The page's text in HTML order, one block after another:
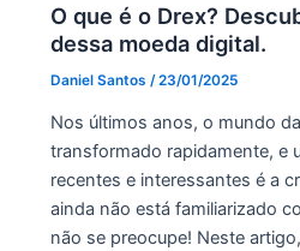
O que é o Drex?
dessa moeda digital.
Daniel Santos /23/01/2025
Nos últimos anos, o mundo
transformado rapidamente, e
recentes e interessantes é a
ainda não está familiarizado
não se preocupe! Neste